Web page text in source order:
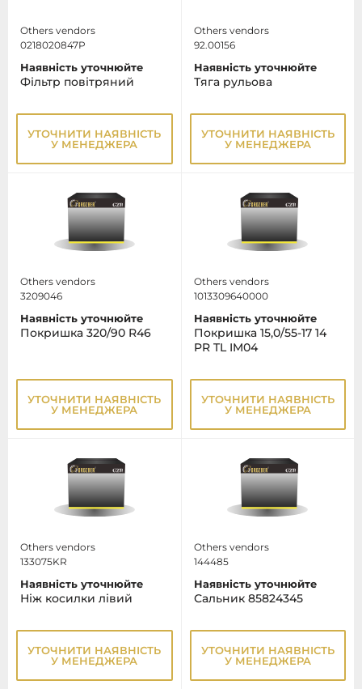
Others vendors
0218020847P
Наявність уточнюйте
Фільтр повітряний
УТОЧНИТИ НАЯВНІСТЬ
У МЕНЕДЖЕРА
Others vendors
92.00156
Наявність уточнюйте
Тяга рульова
УТОЧНИТИ НАЯВНІСТЬ
У МЕНЕДЖЕРА
Others vendors
3209046
Наявність уточнюйте
Покришка 320/90 R46
УТОЧНИТИ НАЯВНІСТЬ
У МЕНЕДЖЕРА
Others vendors
1013309640000
Наявність уточнюйте
Покришка 15,0/55-17 14
PR TL IM04
УТОЧНИТИ НАЯВНІСТЬ
У МЕНЕДЖЕРА
Others vendors
133075KR
Наявність уточнюйте
Ніж косилки лівий
УТОЧНИТИ НАЯВНІСТЬ
У МЕНЕДЖЕРА
Others vendors
144485
Наявність уточнюйте
Сальник 85824345
УТОЧНИТИ НАЯВНІСТЬ
У МЕНЕДЖЕРА